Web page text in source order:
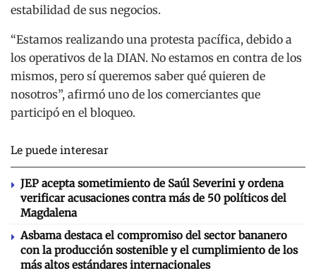
estabilidad de sus negocios.
“Estamos realizando una protesta pacífica, debido a
los operativos de la DIAN. No estamos en contra de los
mismos, pero sí queremos saber qué quieren de
nosotros”, afirmó uno de los comerciantes que
participó en el bloqueo.
Le puede interesar
JEP acepta sometimiento de Saúl Severini y ordena
verificar acusaciones contra más de 50 políticos del
Magdalena
Asbama destaca el compromiso del sector bananero
con la producción sostenible y el cumplimiento de los
más altos estándares internacionales